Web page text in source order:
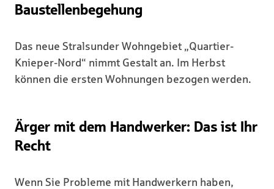
Baustellenbegehung
Das neue Stralsunder Wohngebiet „Quartier-
Knieper-Nord“ nimmt Gestalt an. Im Herbst
können die ersten Wohnungen bezogen werden.
Ärger mit dem Handwerker: Das ist Ihr
Recht
Wenn Sie Probleme mit Handwerkern haben,